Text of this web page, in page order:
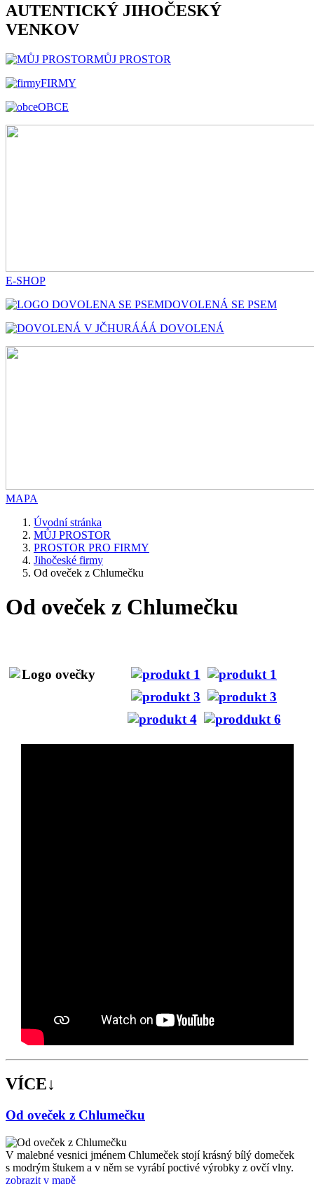
AUTENTICKÝ JIHOČESKÝ
VENKOV
MŮJ PROSTOR
FIRMY
OBCE
E-SHOP
DOVOLENÁ SE PSEM
HURÁÁÁ DOVOLENÁ
MAPA
Úvodní stránka
MŮJ PROSTOR
PROSTOR PRO FIRMY
Jihočeské firmy
Od oveček z Chlumečku
Od oveček z Chlumečku
VÍCE↓
Od oveček z Chlumečku
V malebné vesnici jménem Chlumeček stojí krásný bílý domeček
s modrým štukem a v něm se vyrábí poctivé výrobky z ovčí vlny.
zobrazit v mapě